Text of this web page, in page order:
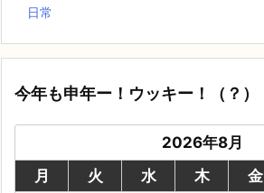
日常
今年も申年ー！ウッキー！（？）
2026年8月
月
火 水 木 金